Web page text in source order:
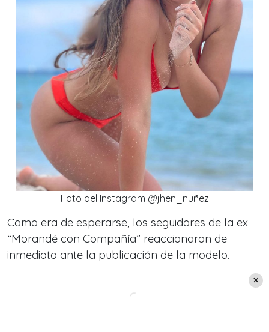
Foto del Instagram @jhen_nuñez
Como era de esperarse, los seguidores de la ex
“Morandé con Compañía” reaccionaron de
inmediato ante la publicación de la modelo.
y cientos de mensajes de parte de sus